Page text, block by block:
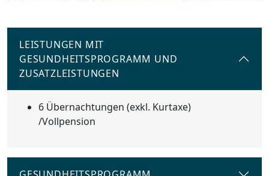
LEISTUNGEN MIT
GESUNDHEITSPROGRAMM UND
ZUSATZLEISTUNGEN
6 Übernachtungen (exkl. Kurtaxe)
/Vollpension